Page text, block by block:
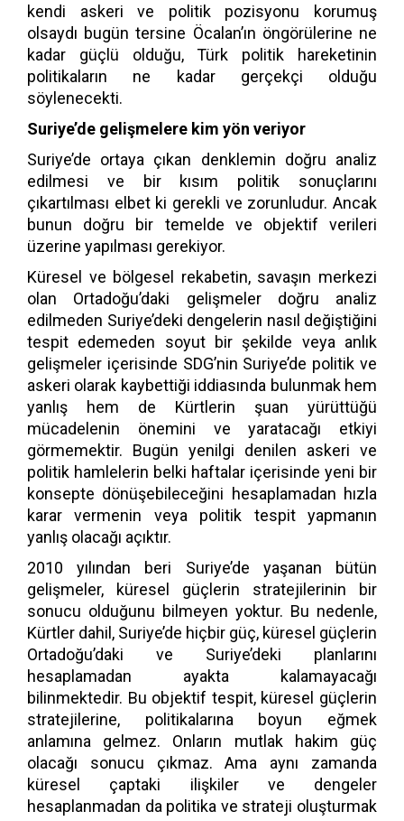
kendi askeri ve politik pozisyonu korumuş
olsaydı bugün tersine Öcalan’ın öngörülerine ne
kadar güçlü olduğu, Türk politik hareketinin
politikaların ne kadar gerçekçi olduğu
söylenecekti.
Suriye’de gelişmelere kim yön veriyor
Suriye’de ortaya çıkan denklemin doğru analiz
edilmesi ve bir kısım politik sonuçlarını
çıkartılması elbet ki gerekli ve zorunludur. Ancak
bunun doğru bir temelde ve objektif verileri
üzerine yapılması gerekiyor.
Küresel ve bölgesel rekabetin, savaşın merkezi
olan Ortadoğu’daki gelişmeler doğru analiz
edilmeden Suriye’deki dengelerin nasıl değiştiğini
tespit edemeden soyut bir şekilde veya anlık
gelişmeler içerisinde SDG’nin Suriye’de politik ve
askeri olarak kaybettiği iddiasında bulunmak hem
yanlış hem de Kürtlerin şuan yürüttüğü
mücadelenin önemini ve yaratacağı etkiyi
görmemektir. Bugün yenilgi denilen askeri ve
politik hamlelerin belki haftalar içerisinde yeni bir
konsepte dönüşebileceğini hesaplamadan hızla
karar vermenin veya politik tespit yapmanın
yanlış olacağı açıktır.
2010 yılından beri Suriye’de yaşanan bütün
gelişmeler, küresel güçlerin stratejilerinin bir
sonucu olduğunu bilmeyen yoktur. Bu nedenle,
Kürtler dahil, Suriye’de hiçbir güç, küresel güçlerin
Ortadoğu’daki ve Suriye’deki planlarını
hesaplamadan ayakta kalamayacağı
bilinmektedir. Bu objektif tespit, küresel güçlerin
stratejilerine, politikalarına boyun eğmek
anlamına gelmez. Onların mutlak hakim güç
olacağı sonucu çıkmaz. Ama aynı zamanda
küresel çaptaki ilişkiler ve dengeler
hesaplanmadan da politika ve strateji oluşturmak